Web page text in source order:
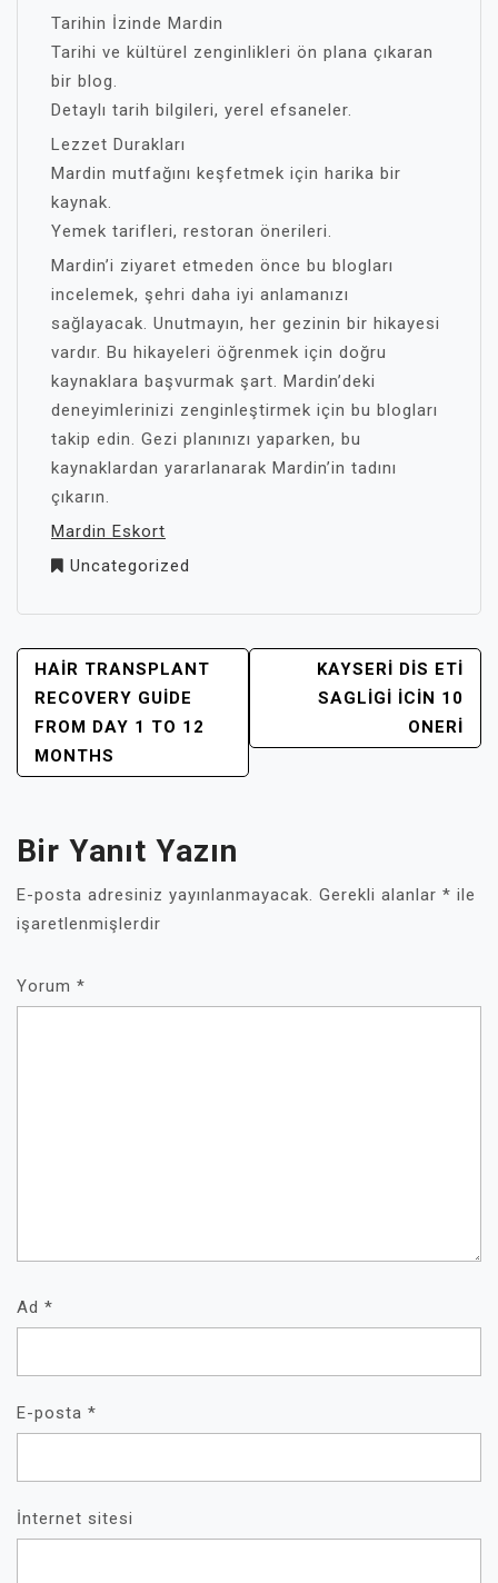
Tarihin İzinde Mardin
Tarihi ve kültürel zenginlikleri ön plana çıkaran
bir blog.
Detaylı tarih bilgileri, yerel efsaneler.
Lezzet Durakları
Mardin mutfağını keşfetmek için harika bir
kaynak.
Yemek tarifleri, restoran önerileri.
Mardin’i ziyaret etmeden önce bu blogları
incelemek, şehri daha iyi anlamanızı
sağlayacak. Unutmayın, her gezinin bir hikayesi
vardır. Bu hikayeleri öğrenmek için doğru
kaynaklara başvurmak şart. Mardin’deki
deneyimlerinizi zenginleştirmek için bu blogları
takip edin. Gezi planınızı yaparken, bu
kaynaklardan yararlanarak Mardin’in tadını
çıkarın.
Mardin Eskort
Uncategorized
YAZI
GEZINMESI
HAIR TRANSPLANT
RECOVERY GUIDE
FROM DAY 1 TO 12
MONTHS
KAYSERI DIS ETI
SAGLIGI İCIN 10
ONERI
Bir Yanıt Yazın
E-posta adresiniz yayınlanmayacak. Gerekli alanlar * ile
işaretlenmişlerdir
Yorum *
Ad *
E-posta *
İnternet sitesi